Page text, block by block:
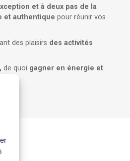
et à deux pas de la
et authentique pour réunir vos
des plaisirs des activités
de quoi gagner en énergie et